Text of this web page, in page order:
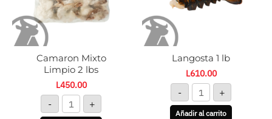
Camaron Mixto
Limpio 2 lbs
L450.00
- +
Langosta 1 lb
L610.00
- +
Añadir al carrito